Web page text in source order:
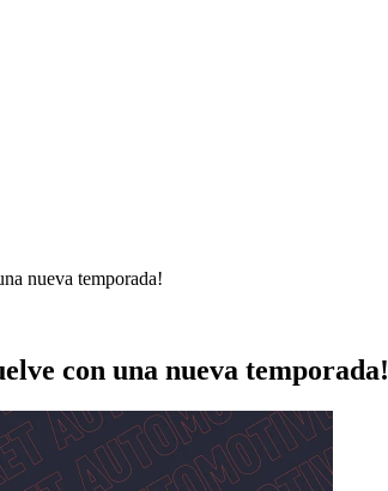
nueva temporada!
con una nueva temporada!